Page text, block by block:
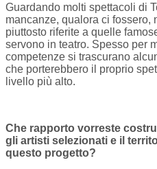
Guardando molti spettacoli di
mancanze, qualora ci fossero,
piuttosto riferite a quelle
servono in teatro. Spesso per
competenze si trascurano
che porterebbero il proprio
livello più alto.
Che rapporto vorreste
gli artisti selezionati e il
questo progetto?